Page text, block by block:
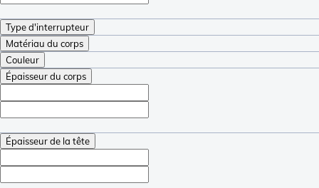
Type d'interrupteur
Matériau du corps
Couleur
Épaisseur du corps
Épaisseur de la tête